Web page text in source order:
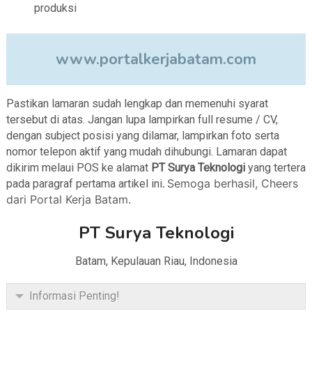
produksi
www.portalkerjabatam.com
Pastikan lamaran sudah lengkap dan memenuhi syarat
tersebut di atas. Jangan lupa lampirkan full resume / CV,
dengan subject posisi yang dilamar, lampirkan foto serta
nomor telepon aktif yang mudah dihubungi. Lamaran dapat
dikirim melaui POS ke alamat PT Surya Teknologi yang tertera
pada paragraf pertama artikel ini. Semoga berhasil, Cheers
dari Portal Kerja Batam.
PT Surya Teknologi
Batam, Kepulauan Riau, Indonesia
Informasi Penting!